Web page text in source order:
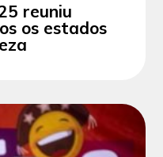
reuniu
os estados